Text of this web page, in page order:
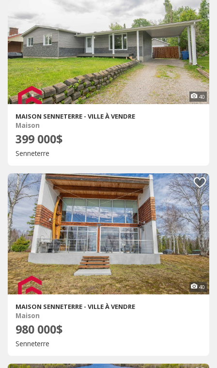
40
MAISON SENNETERRE - VILLE À VENDRE
Maison
399 000$
Senneterre
40
MAISON SENNETERRE - VILLE À VENDRE
Maison
980 000$
Senneterre